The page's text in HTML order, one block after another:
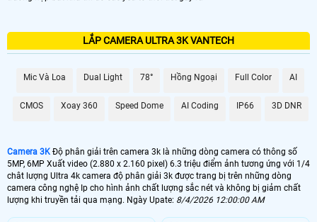
LẮP CAMERA ULTRA 3K VANTECH
Mic Và Loa Dual Light 78° Hồng Ngoại Full Color AI
CMOS Xoay 360 Speed Dome AI Coding IP66 3D DNR
Camera 3K Độ phân giải trên camera 3k là những dòng camera có thông số
5MP, 6MP Xuất video (2.880 x 2.160 pixel) 6.3 triệu điểm ảnh tương ứng với 1/4
chât lượng Ultra 4k camera độ phân giải 3k được trang bị trên những dòng
camera công nghệ Ip cho hình ảnh chất lượng sắc nét và không bị giảm chất
lượng khi truyền tải qua mạng. Ngày Upate: 8/4/2026 12:00:00 AM